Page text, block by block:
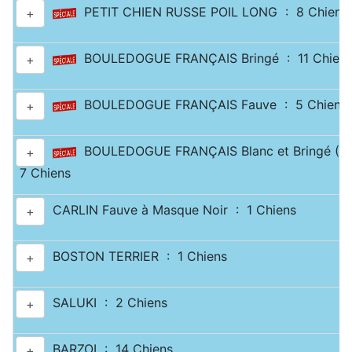
+ PETIT CHIEN RUSSE POIL LONG : 8 Chiens
+ BOULEDOGUE FRANÇAIS Bringé : 11 Chiens
+ BOULEDOGUE FRANÇAIS Fauve : 5 Chiens
+
BOULEDOGUE FRANÇAIS Blanc et Bringé
7 Chiens
+ CARLIN Fauve à Masque Noir : 1 Chiens
+ BOSTON TERRIER : 1 Chiens
+ SALUKI : 2 Chiens